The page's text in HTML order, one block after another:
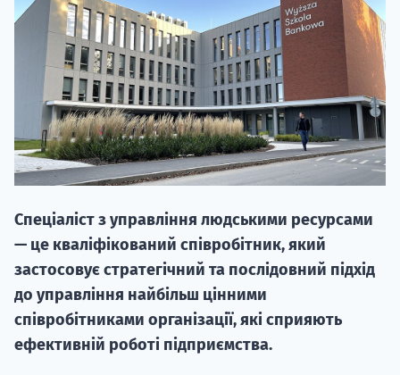
Спеціаліст з управління людськими ресурсами
— це кваліфікований співробітник, який
застосовує стратегічний та послідовний підхід
до управління найбільш цінними
співробітниками організації, які сприяють
ефективній роботі підприємства.
вступ на